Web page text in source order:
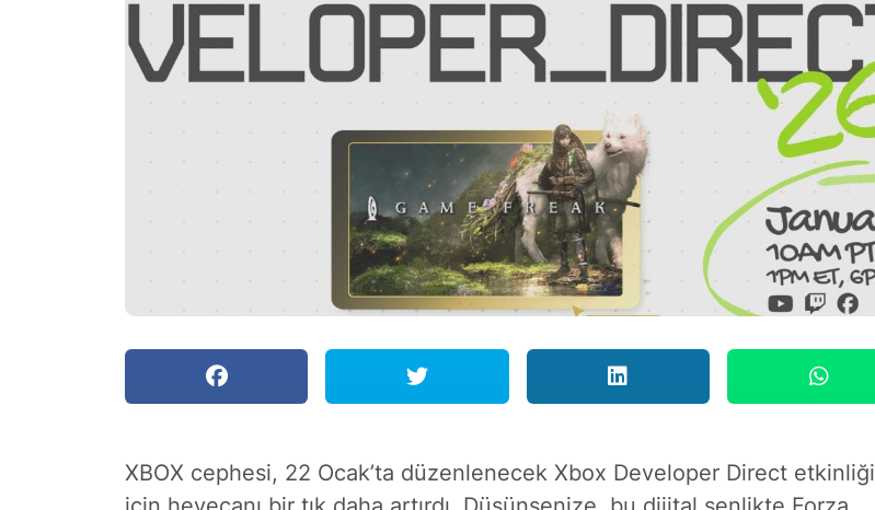
XBOX cephesi, 22 Ocak’ta düzenlenecek Xbox Developer Direct etkinliği